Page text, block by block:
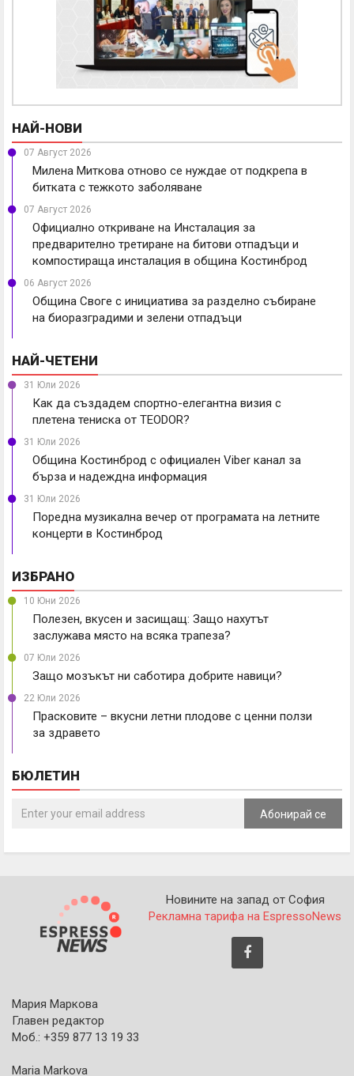
НАЙ-НОВИ
07 Август 2026
Милена Миткова отново се нуждае от подкрепа в
битката с тежкото заболяване
07 Август 2026
Официално откриване на Инсталация за
предварително третиране на битови отпадъци и
компостираща инсталация в община Костинброд
06 Август 2026
Община Своге с инициатива за разделно събиране
на биоразградими и зелени отпадъци
НАЙ-ЧЕТЕНИ
31 Юли 2026
Как да създадем спортно-елегантна визия с
плетена тениска от TEODOR?
31 Юли 2026
Община Костинброд с официален Viber канал за
бърза и надеждна информация
31 Юли 2026
Поредна музикална вечер от програмата на летните
концерти в Костинброд
ИЗБРАНО
10 Юни 2026
Полезен, вкусен и засищащ: Защо нахутът
заслужава място на всяка трапеза?
07 Юли 2026
Защо мозъкът ни саботира добрите навици?
22 Юли 2026
Прасковите – вкусни летни плодове с ценни ползи
за здравето
БЮЛЕТИН
Абонирай се
Новините на запад от София
Рекламна тарифа на EspressoNews
Мария Маркова
Главен редактор
Моб.: +359 877 13 19 33
Maria Markova